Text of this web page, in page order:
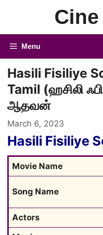
Menu
Hasili Fisiliye
Tamil (ஹசிலி
ஆதவன்
March 6, 2023
Hasili Fisiliye
Movie Name
Song Name
Actors